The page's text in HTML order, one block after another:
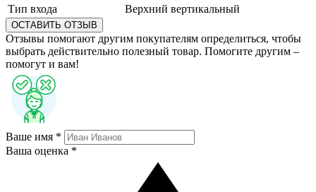
Тип входа
Верхний вертикальный
ОСТАВИТЬ ОТЗЫВ
Отзывы помогают другим покупателям определиться, чтобы
выбрать действительно полезный товар. Помогите другим –
помогут и вам!
Ваше имя *
Ваша оценка *